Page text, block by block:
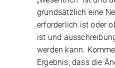
grundsätzlich eine
erforderlich ist oder
ist und
werden kann.
Ergebnis, dass die